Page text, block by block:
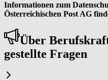
Informationen zum
Österreichischen Post AG
Über
gestellte Fragen